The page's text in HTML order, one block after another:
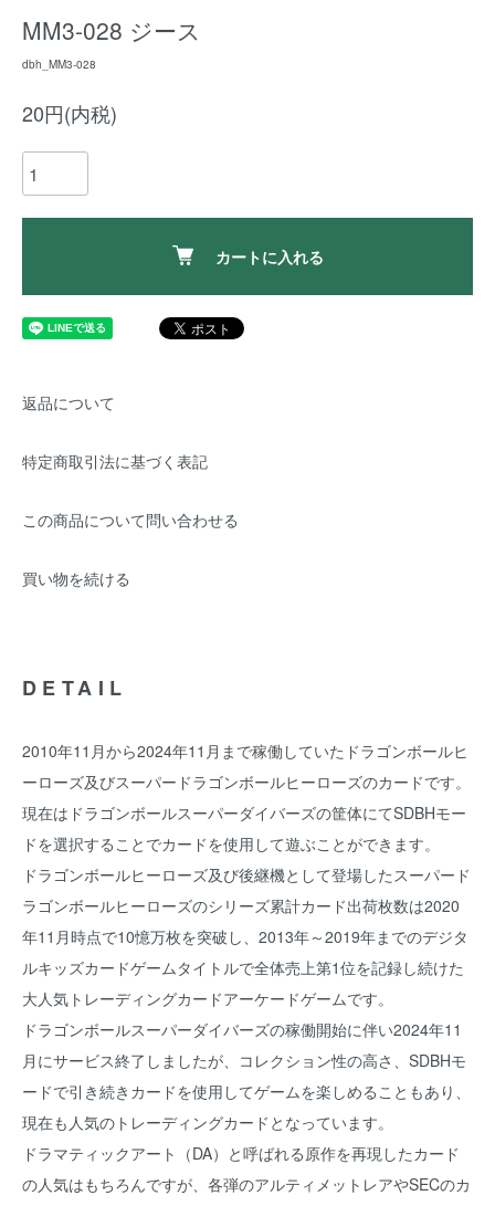
MM3-028 ジース
dbh_MM3-028
20円(内税)
カートに入れる
返品について
特定商取引法に基づく表記
この商品について問い合わせる
買い物を続ける
DETAIL
2010年11月から2024年11月まで稼働していたドラゴンボールヒ
ーローズ及びスーパードラゴンボールヒーローズのカードです。
現在はドラゴンボールスーパーダイバーズの筐体にてSDBHモー
ドを選択することでカードを使用して遊ぶことができます。
ドラゴンボールヒーローズ及び後継機として登場したスーパード
ラゴンボールヒーローズのシリーズ累計カード出荷枚数は2020
年11月時点で10憶万枚を突破し、2013年～2019年までのデジタ
ルキッズカードゲームタイトルで全体売上第1位を記録し続けた
大人気トレーディングカードアーケードゲームです。
ドラゴンボールスーパーダイバーズの稼働開始に伴い2024年11
月にサービス終了しましたが、コレクション性の高さ、SDBHモ
ードで引き続きカードを使用してゲームを楽しめることもあり、
現在も人気のトレーディングカードとなっています。
ドラマティックアート（DA）と呼ばれる原作を再現したカード
の人気はもちろんですが、各弾のアルティメットレアやSECのカ